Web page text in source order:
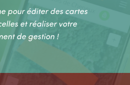
pour éditer des cartes
et réaliser votre
de gestion !